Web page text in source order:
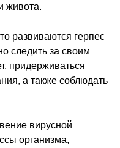
живота.
развиваются герпес
следить за своим
придерживаться
а также соблюдать
вирусной
организма,